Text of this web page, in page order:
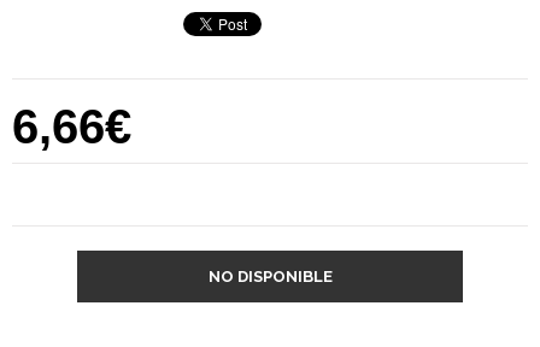
6,66€
NO DISPONIBLE